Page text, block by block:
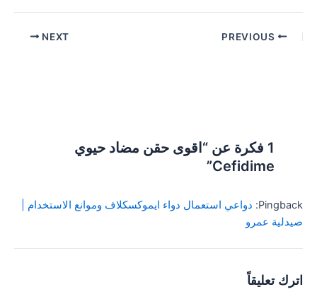
Post
NEXT
1 فكرة عن “اقوى حقن مضاد حيوي
Cefidime”
Pingback: دواعي استعمال دواء ايموكسكلاف وموانع الاستخدام |
صيدلية عمرو
اترك تعليقاً